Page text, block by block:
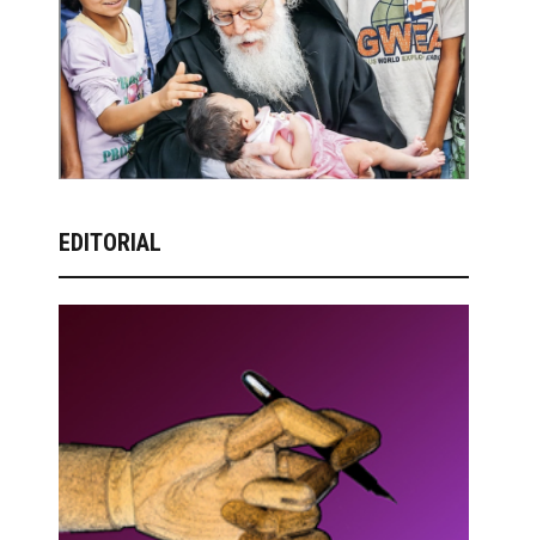
EDITORIAL